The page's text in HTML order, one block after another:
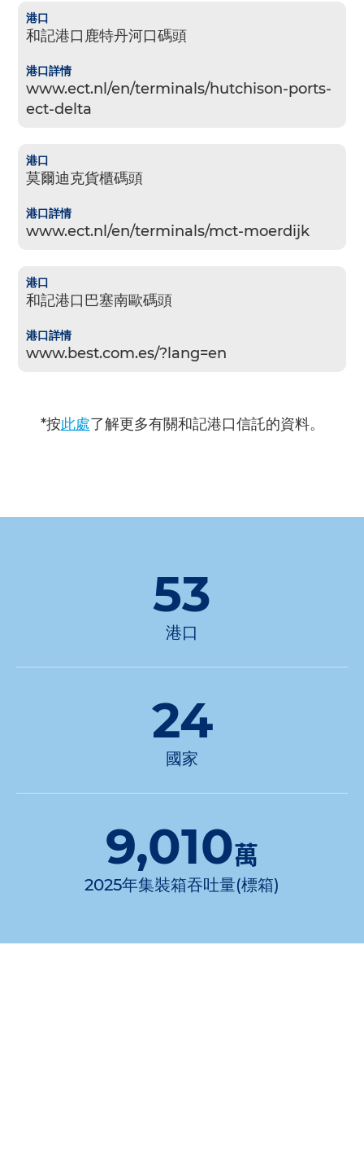
和記港口鹿特丹河口碼頭
www.ect.nl/en/terminals/hutchison-ports-
ect-delta
莫爾迪克貨櫃碼頭
www.ect.nl/en/terminals/mct-moerdijk
和記港口巴塞南歐碼頭
www.best.com.es/?lang=en
*按此處了解更多有關和記港口信託的資料。
53
港口
24
國家
9,010萬
2025年集裝箱吞吐量(標箱)